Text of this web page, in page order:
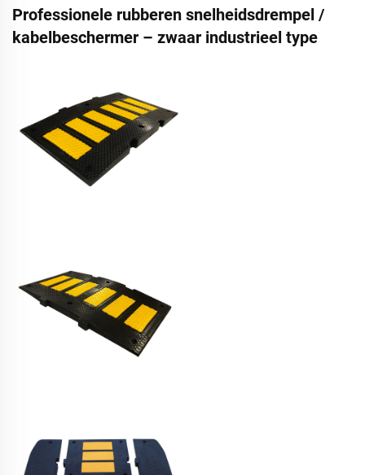
Professionele rubberen snelheidsdrempel /
kabelbeschermer – zwaar industrieel type